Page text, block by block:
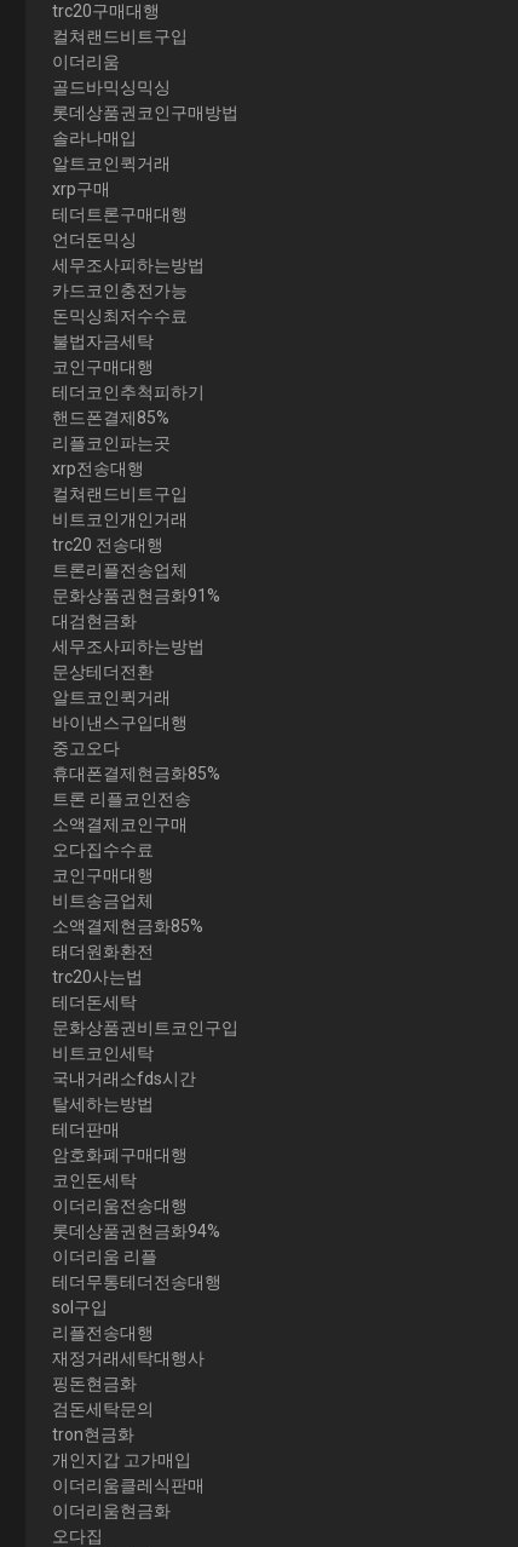
trc20구매대행
컬쳐랜드비트구입
이더리움
골드바믹싱믹싱
롯데상품권코인구매방법
솔라나매입
알트코인퀵거래
xrp구매
테더트론구매대행
언더돈믹싱
세무조사피하는방법
카드코인충전가능
돈믹싱최저수수료
불법자금세탁
코인구매대행
테더코인추척피하기
핸드폰결제85%
리플코인파는곳
xrp전송대행
컬쳐랜드비트구입
비트코인개인거래
trc20 전송대행
트론리플전송업체
문화상품권현금화91%
대검현금화
세무조사피하는방법
문상테더전환
알트코인퀵거래
바이낸스구입대행
중고오다
휴대폰결제현금화85%
트론 리플코인전송
소액결제코인구매
오다집수수료
코인구매대행
비트송금업체
소액결제현금화85%
태더원화환전
trc20사는법
테더돈세탁
문화상품권비트코인구입
비트코인세탁
국내거래소fds시간
탈세하는방법
테더판매
암호화폐구매대행
코인돈세탁
이더리움전송대행
롯데상품권현금화94%
이더리움 리플
테더무통테더전송대행
sol구입
리플전송대행
재정거래세탁대행사
핑돈현금화
검돈세탁문의
tron현금화
개인지갑 고가매입
이더리움클레식판매
이더리움현금화
오다집